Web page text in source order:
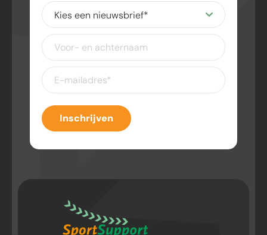
Kies
een
nieuwsbrief(Vereist)
Voor-
en
achternaam
E-
mailadres(Vereist)
Inschrijven